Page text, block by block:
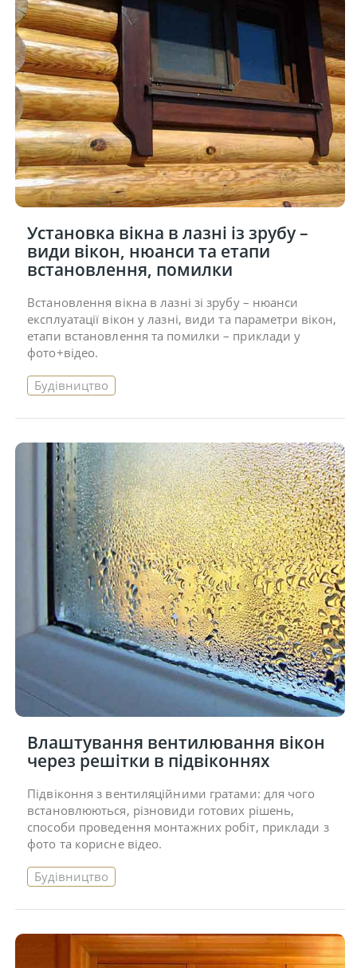
Установка вікна в лазні із зрубу –
види вікон, нюанси та етапи
встановлення, помилки
Встановлення вікна в лазні зі зрубу – нюанси
експлуатації вікон у лазні, види та параметри вікон,
етапи встановлення та помилки – приклади у
фото+відео.
Будівництво
Влаштування вентилювання вікон
через решітки в підвіконнях
Підвіконня з вентиляційними гратами: для чого
встановлюються, різновиди готових рішень,
способи проведення монтажних робіт, приклади з
фото та корисне відео.
Будівництво